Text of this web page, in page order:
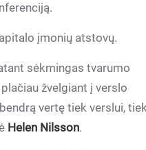
įmonių atstovų.
sėkmingas tvarumo
žvelgiant į verslo
vertę tiek verslui,
Helen Nilsson.